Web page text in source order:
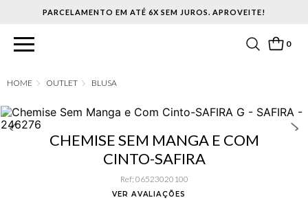
PARCELAMENTO EM ATÉ 6X SEM JUROS. APROVEITE!
0
OUTLET BLUSA
CHEMISE SEM MANGA E COM
CINTO-SAFIRA
Ref: 06523020100
VER AVALIAÇÕES